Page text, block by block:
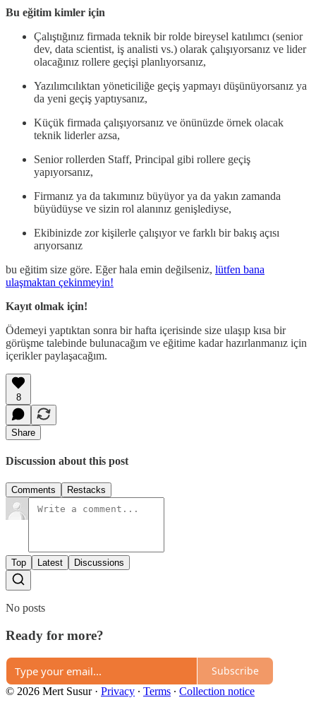
Bu eğitim kimler için
Çalıştığınız firmada teknik bir rolde bireysel katılımcı (senior
dev, data scientist, iş analisti vs.) olarak çalışıyorsanız ve lider
olacağınız rollere geçişi planlıyorsanız,
Yazılımcılıktan yöneticiliğe geçiş yapmayı düşünüyorsanız ya
da yeni geçiş yaptıysanız,
Küçük firmada çalışıyorsanız ve önünüzde örnek olacak
teknik liderler azsa,
Senior rollerden Staff, Principal gibi rollere geçiş
yapıyorsanız,
Firmanız ya da takımınız büyüyor ya da yakın zamanda
büyüdüyse ve sizin rol alanınız genişlediyse,
Ekibinizde zor kişilerle çalışıyor ve farklı bir bakış açısı
arıyorsanız
bu eğitim size göre. Eğer hala emin değilseniz, lütfen bana
ulaşmaktan çekinmeyin!
Kayıt olmak için!
Ödemeyi yaptıktan sonra bir hafta içerisinde size ulaşıp kısa bir
görüşme talebinde bulunacağım ve eğitime kadar hazırlanmanız için
içerikler paylaşacağım.
8
Share
Discussion about this post
Comments Restacks
Top Latest Discussions
No posts
Ready for more?
Subscribe
© 2026 Mert Susur· Privacy ∙ Terms ∙ Collection notice